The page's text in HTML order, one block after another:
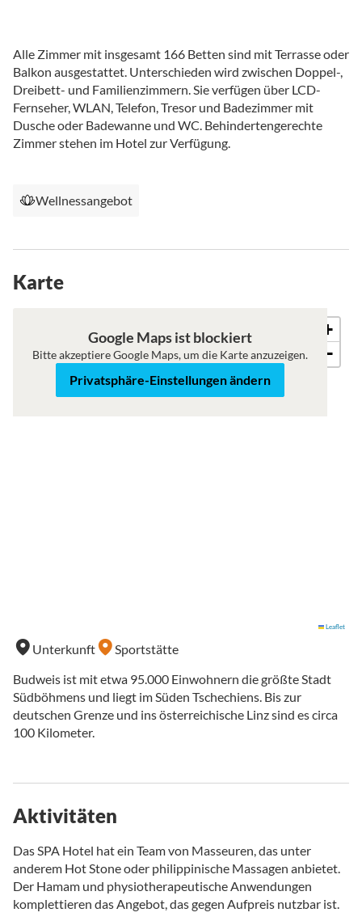
Alle Zimmer mit insgesamt 166 Betten sind mit Terrasse oder
Balkon ausgestattet. Unterschieden wird zwischen Doppel-,
Dreibett- und Familienzimmern. Sie verfügen über LCD-
Fernseher, WLAN, Telefon, Tresor und Badezimmer mit
Dusche oder Badewanne und WC. Behindertengerechte
Zimmer stehen im Hotel zur Verfügung.
Wellnessangebot
Karte
Satellit
+
−
Leaflet
Google Maps ist blockiert
Bitte akzeptiere Google Maps, um die Karte anzuzeigen.
Privatsphäre-Einstellungen ändern
Unterkunft
Sportstätte
Budweis ist mit etwa 95.000 Einwohnern die größte Stadt
Südböhmens und liegt im Süden Tschechiens. Bis zur
deutschen Grenze und ins österreichische Linz sind es circa
100 Kilometer.
Aktivitäten
Das SPA Hotel hat ein Team von Masseuren, das unter
anderem Hot Stone oder philippinische Massagen anbietet.
Der Hamam und physiotherapeutische Anwendungen
komplettieren das Angebot, das gegen Aufpreis nutzbar ist.